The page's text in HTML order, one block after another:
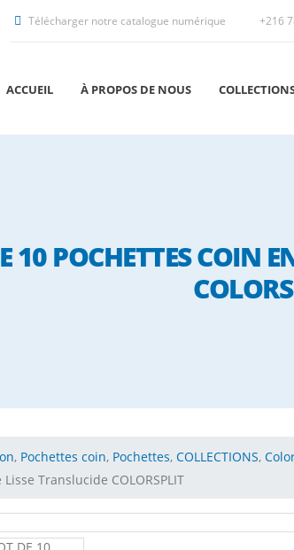
Télécharger notre catalogue numérique +216
ACCUEIL À PROPOS DE NOUS
10 POCHETTES COIN
, Pochettes coin, Pochettes, COLLECTIONS,
Translucide COLORSPLIT